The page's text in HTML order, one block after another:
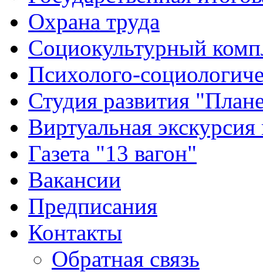
Охрана труда
Социокультурный
Психолого-
Студия развития
Виртуальная
Газета "13 вагон"
Вакансии
Предписания
Контакты
Обратная связь